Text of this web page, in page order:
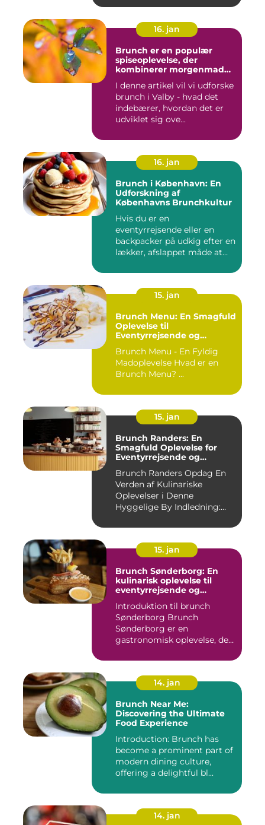
16. jan
Brunch er en populær
spiseoplevelse, der
kombinerer morgenmad
trendy og vigtig del af
madkulturen i Valby
I denne artikel vil vi udforske
brunch i Valby - hvad det
indebærer, hvordan det er
udviklet sig ove...
16. jan
Brunch i København: En
Udforskning af
Københavns Brunchkultur
Hvis du er en
eventyrrejsende eller en
backpacker på udkig efter en
lækker, afslappet måde at
15. jan
Brunch Menu: En Smagfuld
Oplevelse til
Eventyrrejsende og
Brunch Menu - En Fyldig
Madoplevelse Hvad er en
Brunch Menu? ...
15. jan
Brunch Randers: En
Smagfuld Oplevelse for
Eventyrrejsende og
Brunch Randers Opdag En
Verden af Kulinariske
Oplevelser i Denne
Hyggelige By Indledning:
15. jan
Brunch Sønderborg: En
kulinarisk oplevelse til
eventyrrejsende og
Introduktion til brunch
Sønderborg Brunch
Sønderborg er en
gastronomisk oplevelse, der
14. jan
Brunch Near Me:
Discovering the Ultimate
Food Experience
Introduction: Brunch has
become a prominent part of
modern dining culture,
offering a delightful bl...
14. jan